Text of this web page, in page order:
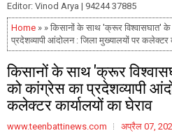
Editor: Vinod Arya | 94244 37885
Home » » किसानों के साथ 'क्रूर विश्वासघात'
प्रदेशव्यापी आंदोलन : जिला मुख्यालयों पर कलेक्टर
किसानों के साथ 'क्रूर
को कांग्रेस का प्रदेशव्यापी
कलेक्टर कार्यालयों का घेराव
www.teenbattinews.com अप्रैल 07,